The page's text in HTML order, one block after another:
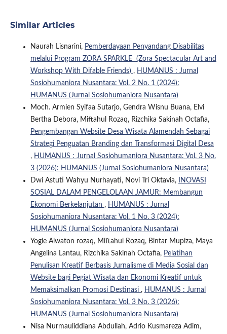
Similar Articles
Naurah Lisnarini, Pemberdayaan Penyandang Disabilitas
melalui Program ZORA SPARKLE (Zora Spectacular Art and
Workshop With Difable Friends) , HUMANUS : Jurnal
Sosiohumaniora Nusantara: Vol. 2 No. 1 (2024):
HUMANUS (Jurnal Sosiohumaniora Nusantara)
Moch. Armien Syifaa Sutarjo, Gendra Wisnu Buana, Elvi
Bertha Debora, Miftahul Rozaq, Rizchika Sakinah Octafia,
Pengembangan Website Desa Wisata Alamendah Sebagai
Strategi Penguatan Branding dan Transformasi Digital Desa
, HUMANUS : Jurnal Sosiohumaniora Nusantara: Vol. 3 No.
3 (2026): HUMANUS (Jurnal Sosiohumaniora Nusantara)
Dwi Astuti Wahyu Nurhayati, Novi Tri Oktavia,
INOVASI
SOSIAL DALAM PENGELOLAAN JAMUR: Membangun
Ekonomi Berkelanjutan , HUMANUS : Jurnal
Sosiohumaniora Nusantara: Vol. 1 No. 3 (2024):
HUMANUS (Jurnal Sosiohumaniora Nusantara)
Yogie Alwaton rozaq, Miftahul Rozaq, Bintar Mupiza, Maya
Angelina Lantau, Rizchika Sakinah Octafia, Pelatihan
Penulisan Kreatif Berbasis Jurnalisme di Media Sosial dan
Website bagi Pegiat Wisata dan Ekonomi Kreatif untuk
Memaksimalkan Promosi Destinasi , HUMANUS : Jurnal
Sosiohumaniora Nusantara: Vol. 3 No. 3 (2026):
HUMANUS (Jurnal Sosiohumaniora Nusantara)
Nisa Nurmauliddiana Abdullah, Adrio Kusmareza Adim,